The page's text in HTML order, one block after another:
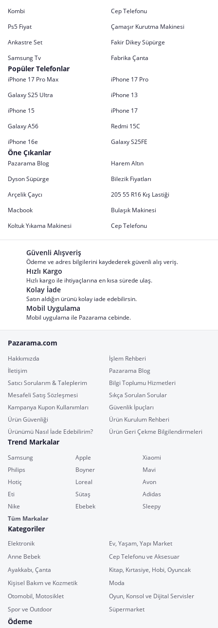
Kombi
Cep Telefonu
Ps5 Fiyat
Çamaşır Kurutma Makinesi
Ankastre Set
Fakir Dikey Süpürge
Samsung Tv
Fabrika Çanta
Popüler Telefonlar
iPhone 17 Pro Max
iPhone 17 Pro
Galaxy S25 Ultra
iPhone 13
iPhone 15
iPhone 17
Galaxy A56
Redmi 15C
iPhone 16e
Galaxy S25FE
Öne Çıkanlar
Pazarama Blog
Harem Altın
Dyson Süpürge
Bilezik Fiyatları
Arçelik Çaycı
205 55 R16 Kış Lastiği
Macbook
Bulaşık Makinesi
Koltuk Yıkama Makinesi
Cep Telefonu
Güvenli Alışveriş
Ödeme ve adres bilgilerini kaydederek güvenli alış veriş.
Hızlı Kargo
Hızlı kargo ile ihtiyaçlarına en kısa sürede ulaş.
Kolay İade
Satın aldığın ürünü kolay iade edebilirsin.
Mobil Uygulama
Mobil uygulama ile Pazarama cebinde.
Pazarama.com
Hakkımızda
İşlem Rehberi
İletişim
Pazarama Blog
Satıcı Sorularım & Taleplerim
Bilgi Toplumu Hizmetleri
Mesafeli Satış Sözleşmesi
Sıkça Sorulan Sorular
Kampanya Kupon Kullanımları
Güvenlik İpuçları
Ürün Güvenliği
Ürün Kurulum Rehberi
Ürünümü Nasıl İade Edebilirim?
Ürün Geri Çekme Bilgilendirmeleri
Trend Markalar
Samsung Apple
Xiaomi
Philips
Boyner
Mavi
Hotiç
Loreal
Avon
Eti
Sütaş
Adidas
Nike
Ebebek
Sleepy
Tüm Markalar
Kategoriler
Elektronik
Ev, Yaşam, Yapı Market
Anne Bebek
Cep Telefonu ve Aksesuar
Ayakkabı, Çanta
Kitap, Kırtasiye, Hobi, Oyuncak
Kişisel Bakım ve Kozmetik
Moda
Otomobil, Motosiklet
Oyun, Konsol ve Dijital Servisler
Spor ve Outdoor
Süpermarket
Ödeme